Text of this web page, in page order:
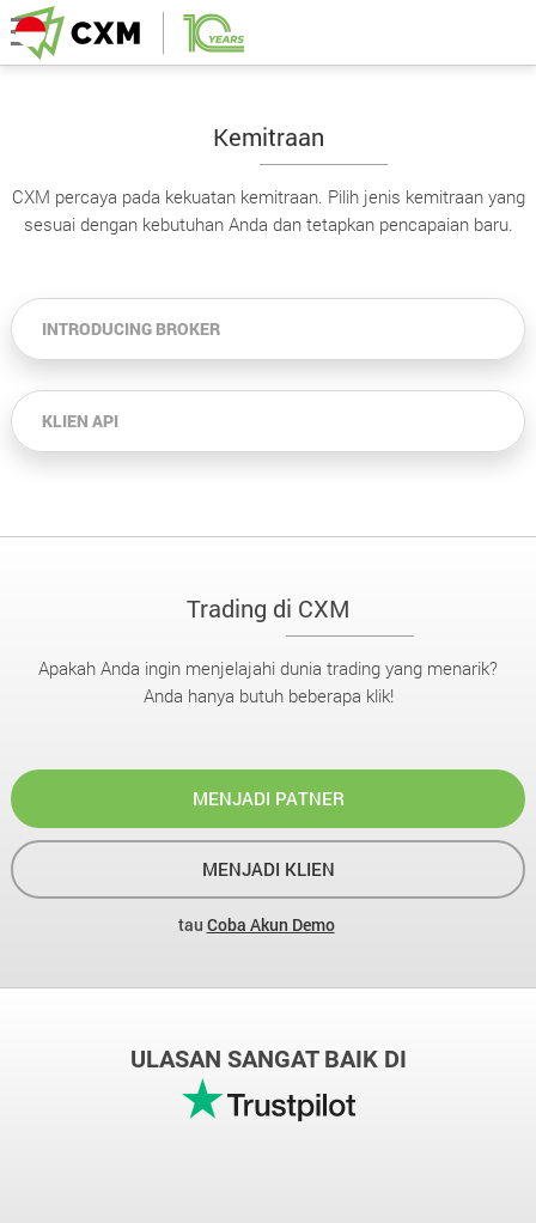
Kemitraan
CXM percaya pada kekuatan kemitraan. Pilih jenis kemitraan yang
sesuai dengan kebutuhan Anda dan tetapkan pencapaian baru.
INTRODUCING BROKER
KLIEN API
Trading di CXM
Apakah Anda ingin menjelajahi dunia trading yang menarik?
Anda hanya butuh beberapa klik!
MENJADI PATNER
MENJADI KLIEN
tau Coba Akun Demo
ULASAN SANGAT BAIK DI